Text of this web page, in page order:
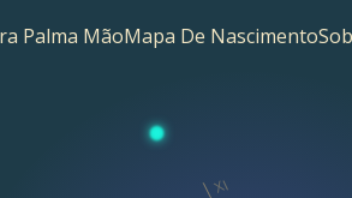
Palma MãoMapa De Nascimento
XI